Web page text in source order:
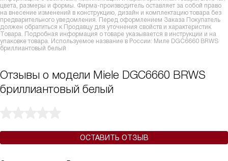
цвета, размеры и формы. Фирма-производитель оставляет за собой право
на внесение изменений в конструкцию, дизайн и комплектацию товара без
предварительного уведомления. Перед оформлением Заказа Покупатель
должен обратиться к Продавцу для уточнения свойств и характеристик
Товара. Подробная информация о товаре указывается в инструкции и на
упаковке товара. Используемое название в России: Миле DGC6660 BRWS
бриллиантовый белый
Отзывы о модели Miele DGC6660 BRWS
бриллиантовый белый
ОСТАВИТЬ ОТЗЫВ